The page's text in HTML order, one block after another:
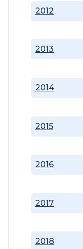
2012
2013
2014
2015
2016
2017
2018